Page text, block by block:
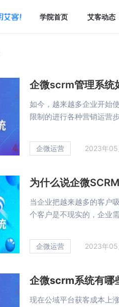
学院首页 艾客动态
企微scrm管理系统
如今，越来越多企业开始
限制的进行各种营销运营
企微运营 2023年
为什么说企微
当企业把越来越多的客户
个客户是不现实的，企业
企微运营 2023年
企微scrm系统有哪
现在公域平台获客成本上